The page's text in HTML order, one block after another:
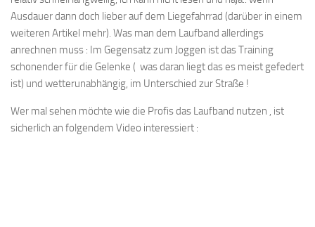
Ausdauer dann doch lieber auf dem Liegefahrrad (darüber in einem
weiteren Artikel mehr). Was man dem Laufband allerdings
anrechnen muss : Im Gegensatz zum Joggen ist das Training
schonender für die Gelenke ( was daran liegt das es meist gefedert
ist) und wetterunabhängig, im Unterschied zur Straße !
Wer mal sehen möchte wie die Profis das Laufband nutzen , ist
sicherlich an folgendem Video interessiert :